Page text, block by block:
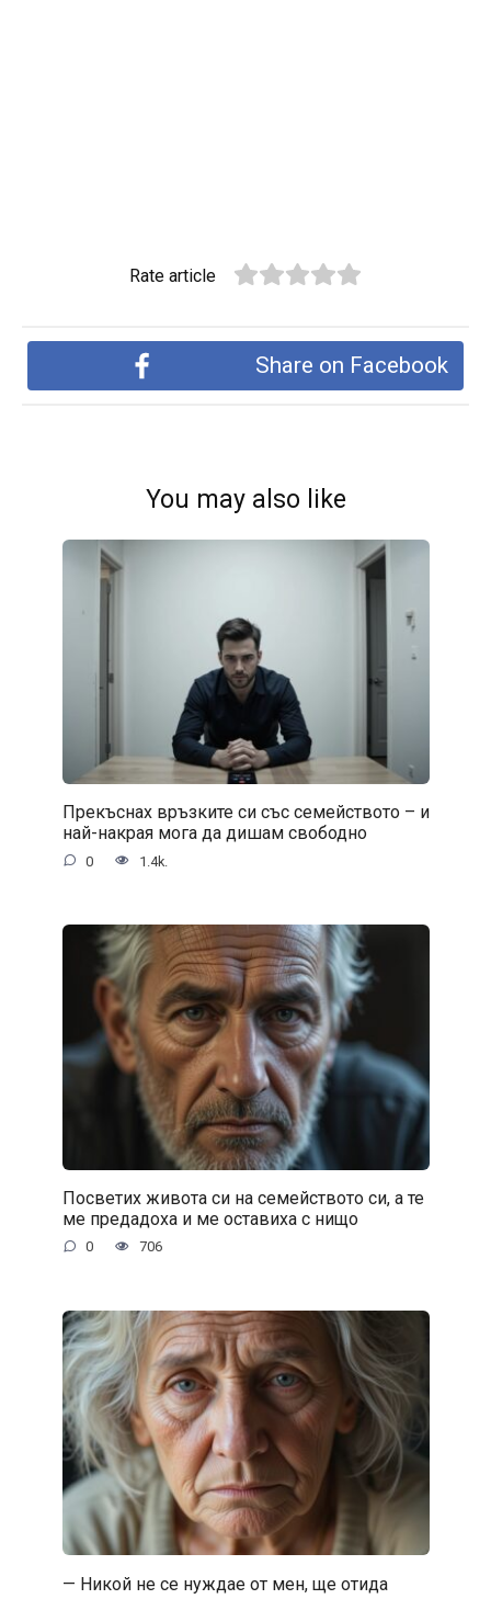
Rate article
Share on Facebook
You may also like
Прекъснах връзките си със семейството – и
най-накрая мога да дишам свободно
0 1.4k.
Посветих живота си на семейството си, а те
ме предадоха и ме оставиха с нищо
0 706
— Никой не се нуждае от мен, ще отида